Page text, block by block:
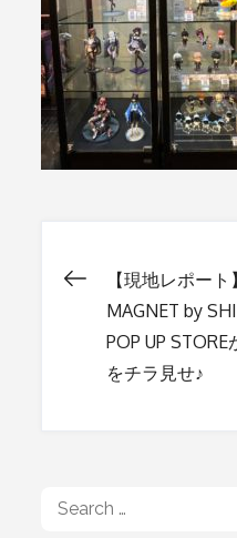
投
稿
ビ
【現地レポー
MAGNET by
POP UP
をチラ見せ♪
Search